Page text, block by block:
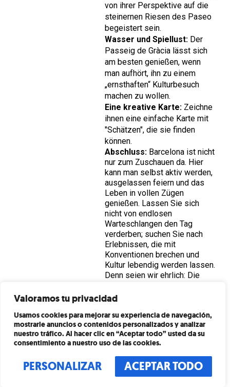
Valoramos tu privacidad
Usamos cookies para mejorar su experiencia de navegación,
mostrarle anuncios o contenidos personalizados y analizar
nuestro tráfico. Al hacer clic en “Aceptar todo” usted da su
consentimiento a nuestro uso de las cookies.
PERSONALIZAR ACEPTAR TODO
von ihrer Perspektive auf die
steinernen Riesen des Paseo
begeistert sein.
Wasser und Spiellust: Der
Passeig de Gràcia lässt sich
am besten genießen, wenn
man aufhört, ihn zu einem
„ernsthaften“ Kulturbesuch
machen zu wollen.
Eine kreative Karte: Zeichne
ihnen eine einfache Karte mit
"Schätzen", die sie finden
können.
Abschluss: Barcelona ist nicht
nur zum Zuschauen da. Hier
kann man selbst aktiv werden,
ausgelassen feiern und das
Leben in vollen Zügen
genießen. Lassen Sie sich
nicht von endlosen
Warteschlangen den Tag
verderben; suchen Sie nach
Erlebnissen, die mit
Konventionen brechen und
Kultur lebendig werden lassen.
Denn seien wir ehrlich: Die
Kinder wird nicht das Chanel-
Moment, in dem sie spürten,
dass Barcelona ein Spielplatz
nur für sie war.